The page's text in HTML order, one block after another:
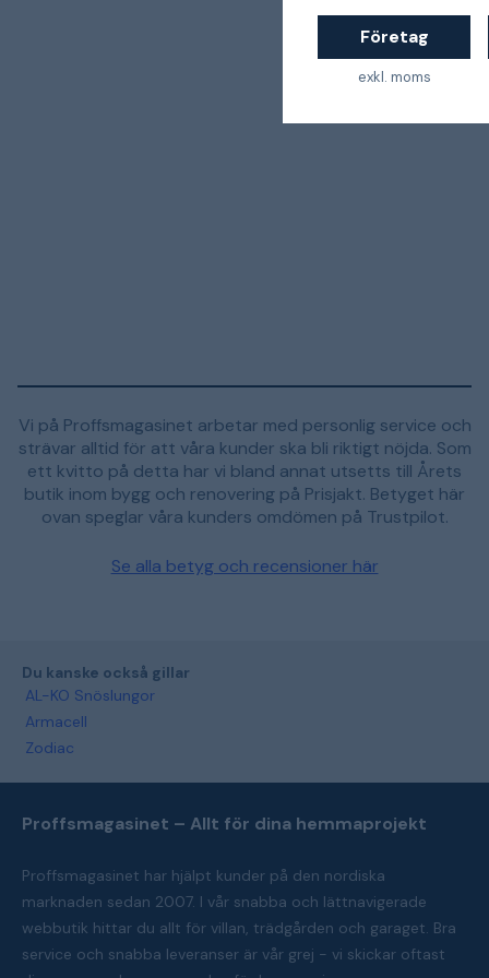
Företag
exkl. moms
Vi på Proffsmagasinet arbetar med personlig service och
strävar alltid för att våra kunder ska bli riktigt nöjda. Som
ett kvitto på detta har vi bland annat utsetts till Årets
butik inom bygg och renovering på Prisjakt. Betyget här
ovan speglar våra kunders omdömen på Trustpilot.
Se alla betyg och recensioner här
Du kanske också gillar
AL-KO Snöslungor
Armacell
Zodiac
Proffsmagasinet – Allt för dina hemmaprojekt
Proffsmagasinet har hjälpt kunder på den nordiska
marknaden sedan 2007. I vår snabba och lättnavigerade
webbutik hittar du allt för villan, trädgården och garaget. Bra
service och snabba leveranser är vår grej - vi skickar oftast